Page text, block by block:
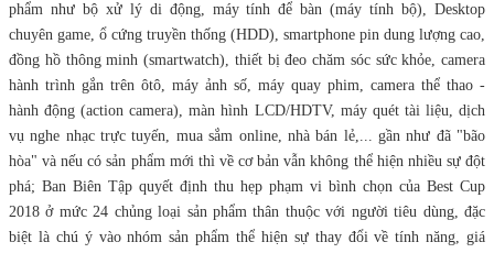
phẩm như bộ xử lý di động, máy tính để bàn (máy tính bộ), Desktop
chuyên game, ổ cứng truyền thống (HDD), smartphone pin dung lượng cao,
đồng hồ thông minh (smartwatch), thiết bị đeo chăm sóc sức khỏe, camera
hành trình gắn trên ôtô, máy ảnh số, máy quay phim, camera thể thao -
hành động (action camera), màn hình LCD/HDTV, máy quét tài liệu, dịch
vụ nghe nhạc trực tuyến, mua sắm online, nhà bán lẻ,... gần như đã "bão
hòa" và nếu có sản phẩm mới thì về cơ bản vẫn không thể hiện nhiều sự đột
phá; Ban Biên Tập quyết định thu hẹp phạm vi bình chọn của Best Cup
2018 ở mức 24 chủng loại sản phẩm thân thuộc với người tiêu dùng, đặc
biệt là chú ý vào nhóm sản phẩm thể hiện sự thay đổi về tính năng, giá